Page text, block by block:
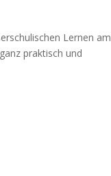
Lernen am
praktisch und